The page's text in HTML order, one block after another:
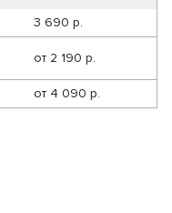
3 690 р.
от 2 190 р.
от 4 090 р.